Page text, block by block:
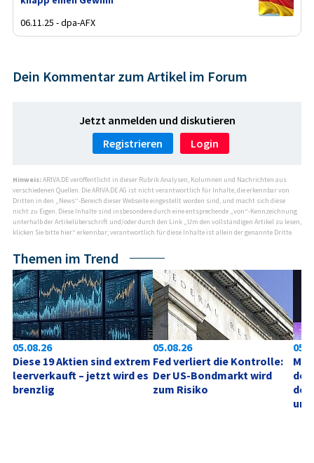
06.11.25 - dpa-AFX
Dein Kommentar zum Artikel im Forum
Jetzt anmelden und diskutieren
Registrieren
Login
Hinweis:ARIVA.DE veröffentlicht in dieser Rubrik Analysen, Kolumnen und Nachrichten aus
verschiedenen Quellen. Die ARIVA.DE AG ist nicht verantwortlich für Inhalte, die erkennbar von
Dritten in den „News“-Bereich dieser Webseite eingestellt worden sind, und macht sich diese
nicht zu Eigen. Diese Inhalte sind insbesondere durch eine entsprechende „von“-Kennzeichnung
unterhalb der Artikelüberschrift und/oder durch den Link „Um den vollständigen Artikel zu lesen,
klicken Sie bitte hier.“ erkennbar; verantwortlich für diese Inhalte ist allein der genannte Dritte.
Themen im Trend
05.08.26
Diese 19 Aktien sind extrem
leerverkauft – jetzt wird es
brenzlig
05.08.26
Fed verliert die Kontrolle:
Der US-Bondmarkt wird
zum Risiko
der